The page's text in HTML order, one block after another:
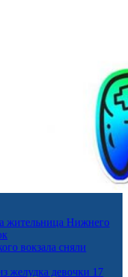
жительница Нижнего
вокзала сняли
желудка девочки 17